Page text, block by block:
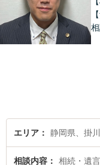
エリア 静岡県、掛
相談内容 相続・遺